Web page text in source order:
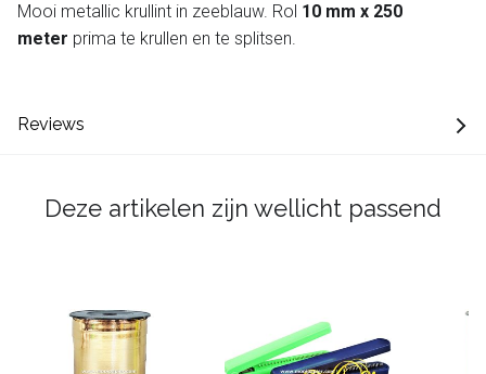
Mooi metallic krullint in zeeblauw. Rol 10 mm x 250
meter prima te krullen en te splitsen.
Reviews
Deze artikelen zijn wellicht passend